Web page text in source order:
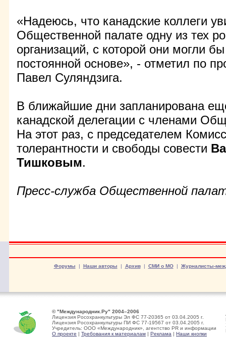
«Надеюсь, что канадские коллеги
Общественной палате одну из тех
организаций, с которой они могли
постоянной основе», - отметил по
Павел Суляндзига.
В ближайшие дни запланирована
канадской делегации с членами
На этот раз, с председателем
толерантности и свободы совести
Тишковым.
Пресс-служба Общественной
Форумы | Наши авторы | Архив| СМИ о МО| Журналисты-
© "Международник.Ру" 2004–2006
Лицензия Росохранкультуры Эл ФС 77-20365 от 03.04.2005 г.
Лицензия Росохранкультуры ПИ ФС 77-19567 от 03.04.2005 г.
Учредитель: ООО «Международник», агентство PR и информации
О проекте | Требования к материалам | Реклама | Наши кнопки